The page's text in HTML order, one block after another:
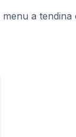
menu a tendina